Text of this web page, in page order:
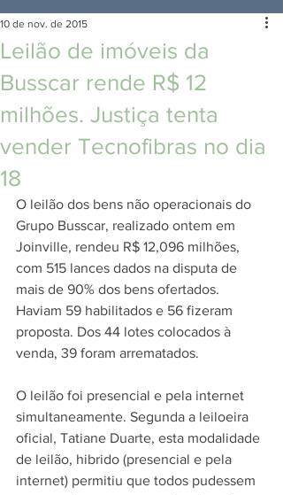
Leilão de imóveis da
Busscar rende R$ 12
milhões. Justiça tenta
vender Tecnofibras no dia
18
10 de nov. de 2015
O leilão dos bens não operacionais do
Grupo Busscar, realizado ontem em
Joinville, rendeu R$ 12,096 milhões,
com 515 lances dados na disputa de
mais de 90% dos bens ofertados.
Haviam 59 habilitados e 56 fizeram
proposta. Dos 44 lotes colocados à
venda, 39 foram arrematados.
O leilão foi presencial e pela internet
simultaneamente. Segunda a leiloeira
oficial, Tatiane Duarte, esta modalidade
de leilão, hibrido (presencial e pela
internet) permitiu que todos pudessem